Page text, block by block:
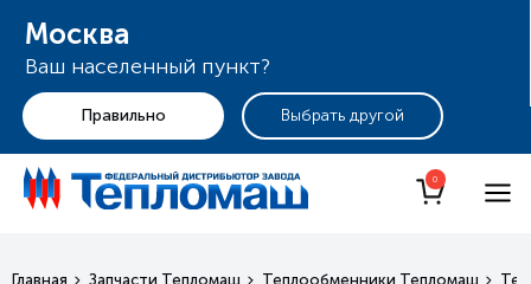
Москва
Ваш населенный пункт?
+7 (495) 255-19-29
0
Главная Запчасти Тепломаш Теплообменники Тепломаш